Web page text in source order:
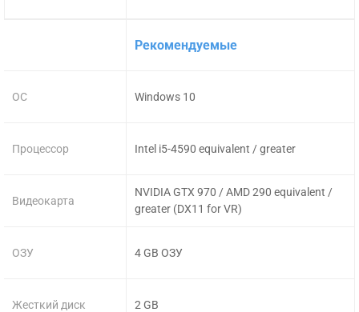
ОС
Процессор
Видеокарта
ОЗУ
Жесткий диск
Рекомендуемые
Windows 10
Intel i5-4590 equivalent / greater
NVIDIA GTX 970 / AMD 290 equivalent /
greater (DX11 for VR)
4 GB ОЗУ
2 GB